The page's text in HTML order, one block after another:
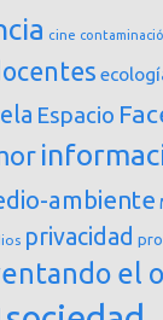
cine
Espacio
ambiente
privacidad
el